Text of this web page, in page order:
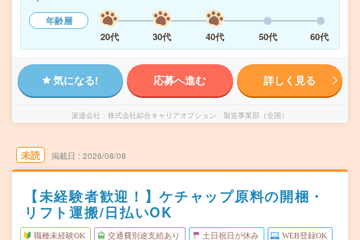
年齢層
20代
30代 40代 50代 60代
気になる! 応募へ進む 詳しく見る
派遣会社 株式会社綜合キャリアオプション 製造事業部（全国）
未読 掲載日 2026/08/08
【未経験者歓迎！】ケチャップ原料の開梱・
リフト運搬/日払いOK
職種未経験OK 交通費別途支給あり 土日祝日が休み WEB登録OK